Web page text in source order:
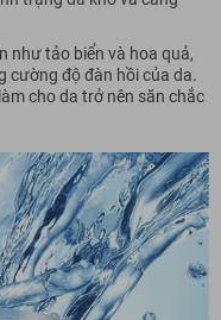
như tảo biển và hoa quả,
cường độ đàn hồi của da.
cho da trở nên săn chắc